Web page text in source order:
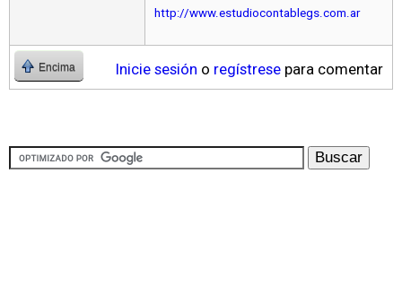
http://www.estudiocontablegs.com.ar
Encima Inicie sesión o regístrese para comentar